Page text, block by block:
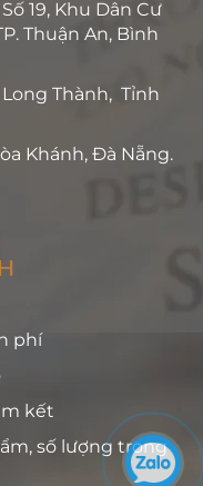
19, Khu Dân Cư
Thuận An, Bình
Thành, Tỉnh
Khánh, Đà Nẵng.
phí
kết
số lượng trong